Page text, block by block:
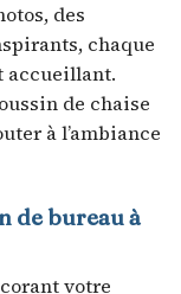
des
chaque
accueillant.
de chaise
à l’ambiance
de bureau à
votre